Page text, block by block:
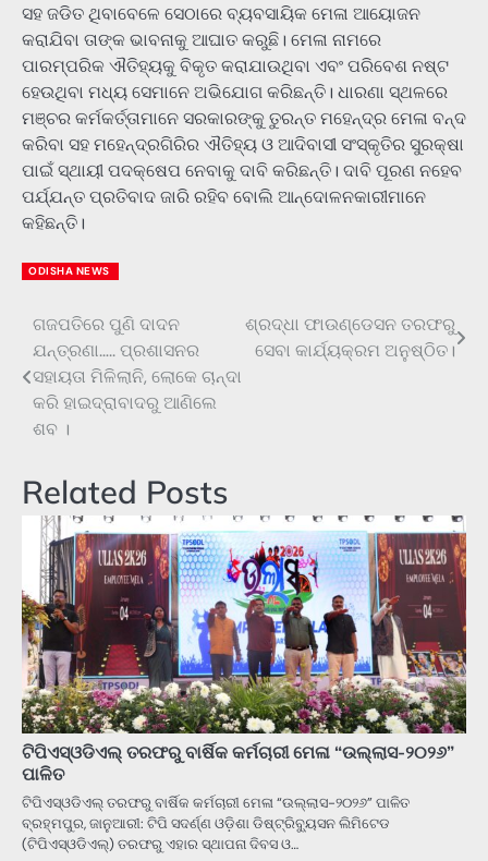
ସହ ଜଡିତ ଥିବାବେଳେ ସେଠାରେ ବ୍ୟବସାୟିକ ମେଳା ଆୟୋଜନ
କରାଯିବା ତାଙ୍କ ଭାବନାକୁ ଆଘାତ କରୁଛି। ମେଳା ନାମରେ
ପାରମ୍ପରିକ ଐତିହ୍ୟକୁ ବିକୃତ କରାଯାଉଥିବା ଏବଂ ପରିବେଶ ନଷ୍ଟ
ହେଉଥିବା ମଧ୍ୟ ସେମାନେ ଅଭିଯୋଗ କରିଛନ୍ତି। ଧାରଣା ସ୍ଥଳରେ
ମଞ୍ଚର କର୍ମକର୍ତ୍ତାମାନେ ସରକାରଙ୍କୁ ତୁରନ୍ତ ମହେନ୍ଦ୍ର ମେଳା ବନ୍ଦ
କରିବା ସହ ମହେନ୍ଦ୍ରଗିରିର ଐତିହ୍ୟ ଓ ଆଦିବାସୀ ସଂସ୍କୃତିର ସୁରକ୍ଷା
ପାଇଁ ସ୍ଥାୟୀ ପଦକ୍ଷେପ ନେବାକୁ ଦାବି କରିଛନ୍ତି। ଦାବି ପୂରଣ ନହେବ
ପର୍ଯ୍ଯନ୍ତ ପ୍ରତିବାଦ ଜାରି ରହିବ ବୋଲି ଆନ୍ଦୋଳନକାରୀମାନେ
କହିଛନ୍ତି।
ODISHA NEWS
Post
navigation
ଗଜପତିରେ ପୁଣି ଦାଦନ
ଯନ୍ତ୍ରଣା….. ପ୍ରଶାସନର
ସହାୟତା ମିଳିଲାନି, ଲୋକେ ଚାନ୍ଦା
କରି ହାଇଦ୍ରାବାଦରୁ ଆଣିଲେ
ଶବ ।
ଶ୍ରଦ୍ଧା ଫାଉଣ୍ଡେସନ ତରଫରୁ
ସେବା କାର୍ଯ୍ୟକ୍ରମ ଅନୁଷ୍ଠିତ।
Related Posts
ଟିପିଏସ୍ଓଡିଏଲ୍ ତରଫରୁ ବାର୍ଷିକ କର୍ମଚାରୀ ମେଳା “ଉଲ୍ଲାସ-୨୦୨୬”
ପାଳିତ
ଟିପିଏସ୍ଓଡିଏଲ୍ ତରଫରୁ ବାର୍ଷିକ କର୍ମଚାରୀ ମେଳା “ଉଲ୍ଲାସ-୨୦୨୬” ପାଳିତ
ବ୍ରହ୍ମପୁର, ଜାନୁଆରୀ: ଟିପି ସଦର୍ଣ୍ଣ ଓଡ଼ିଶା ଡିଷ୍ଟ୍ରିବ୍ୟୁସନ ଲିମିଟେଡ
(ଟିପିଏସ୍ଓଡିଏଲ୍) ତରଫରୁ ଏହାର ସ୍ଥାପନା ଦିବସ ଓ…